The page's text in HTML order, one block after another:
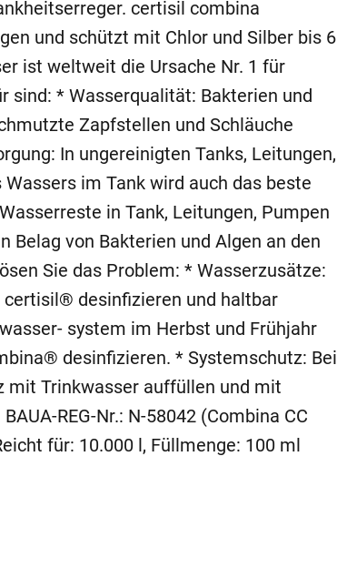
certisil combina
und schützt mit Chlor und Silber bis 6
ist weltweit die Ursache Nr. 1 für
sind: * Wasserqualität: Bakterien und
Zapfstellen und Schläuche
In ungereinigten Tanks, Leitungen,
im Tank wird auch das beste
in Tank, Leitungen, Pumpen
Belag von Bakterien und Algen an den
Sie das Problem: * Wasserzusätze:
desinfizieren und haltbar
system im Herbst und Frühjahr
desinfizieren. * Systemschutz: Bei
mit Trinkwasser auffüllen und mit
REG-Nr.: N-58042 (Combina CC
für: 10.000 l, Füllmenge: 100 ml